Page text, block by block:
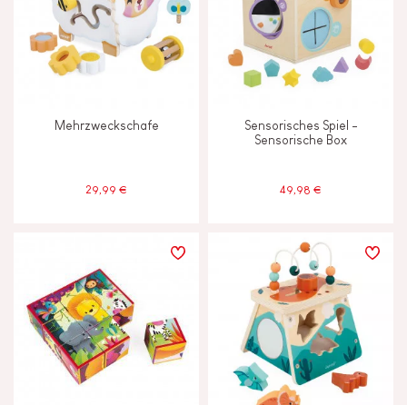
Mehrzweckschafe
29,99 €
Sensorisches Spiel -
Sensorische Box
49,98 €